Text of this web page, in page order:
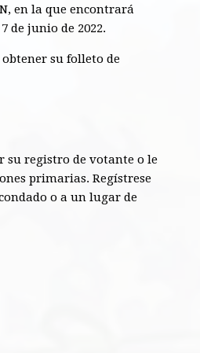
en la que encontrará
de junio de 2022.
su folleto de
su registro de votante o le
primarias. Regístrese
o a un lugar de